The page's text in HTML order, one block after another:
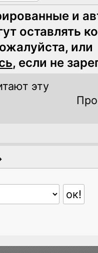
и
оставлять
или
, если не
эту